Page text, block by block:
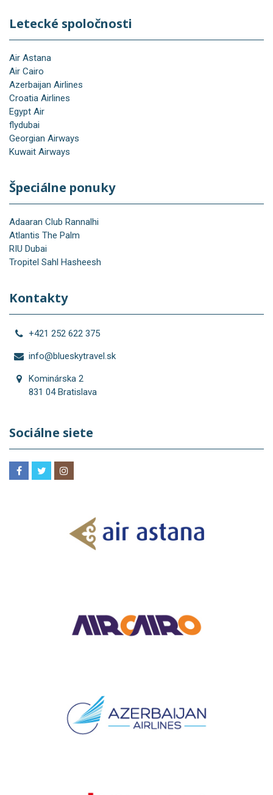
Letecké spoločnosti
Air Astana
Air Cairo
Azerbaijan Airlines
Croatia Airlines
Egypt Air
flydubai
Georgian Airways
Kuwait Airways
Špeciálne ponuky
Adaaran Club Rannalhi
Atlantis The Palm
RIU Dubai
Tropitel Sahl Hasheesh
Kontakty
+421 252 622 375
info@blueskytravel.sk
Kominárska 2
831 04 Bratislava
Sociálne siete